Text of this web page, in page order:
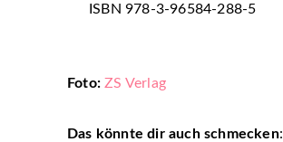
ISBN 978-3-96584-288-5
Foto: ZS Verlag
Das könnte dir auch schmecken: